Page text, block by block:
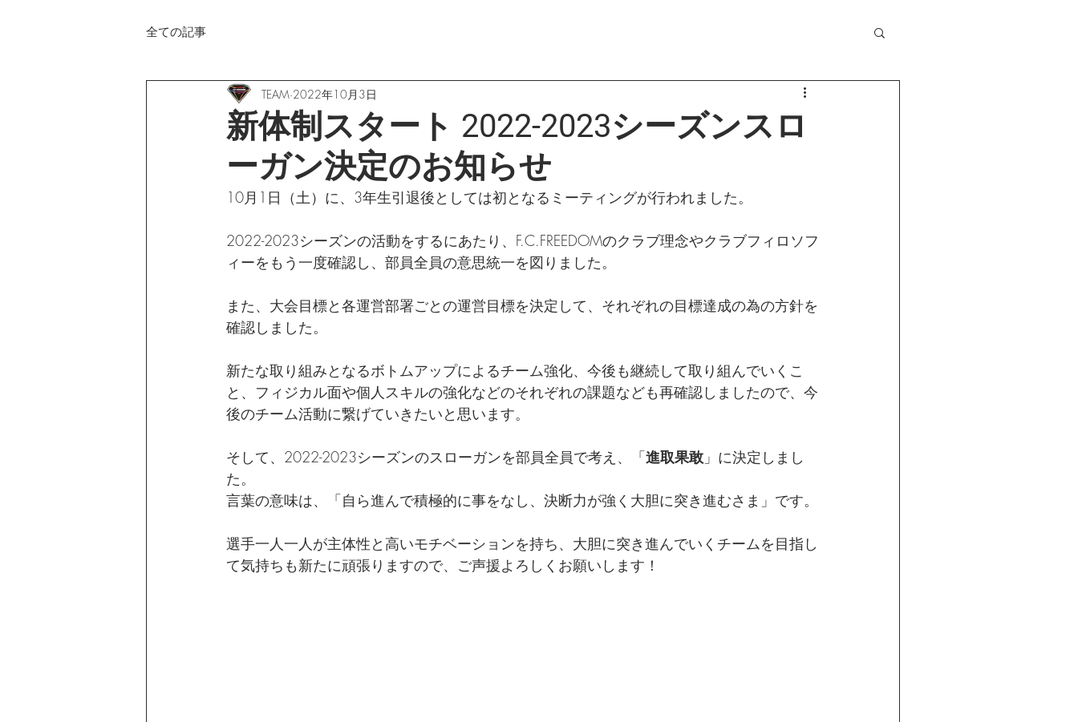
全ての記事
新体制スタート 2022-2023シーズンスロ
ーガン決定のお知らせ
TEAM 2022年10月3日
10月1日（土）に、3年生引退後としては初となるミーティングが行われました。
2022-2023シーズンの活動をするにあたり、F.C.FREEDOMのクラブ理念やクラブフィロソフ
ィーをもう一度確認し、部員全員の意思統一を図りました。
また、大会目標と各運営部署ごとの運営目標を決定して、それぞれの目標達成の為の方針を
確認しました。
新たな取り組みとなるボトムアップによるチーム強化、今後も継続して取り組んでいくこ
と、フィジカル面や個人スキルの強化などのそれぞれの課題なども再確認しましたので、今
後のチーム活動に繋げていきたいと思います。
そして、2022-2023シーズンのスローガンを部員全員で考え、「進取果敢 」に決定しまし
た。
言葉の意味は、「自ら進んで積極的に事をなし、決断力が強く大胆に突き進むさま」です。
選手一人一人が主体性と高いモチベーションを持ち、大胆に突き進んでいくチームを目指し
て気持ちも新たに頑張りますので、ご声援よろしくお願いします！